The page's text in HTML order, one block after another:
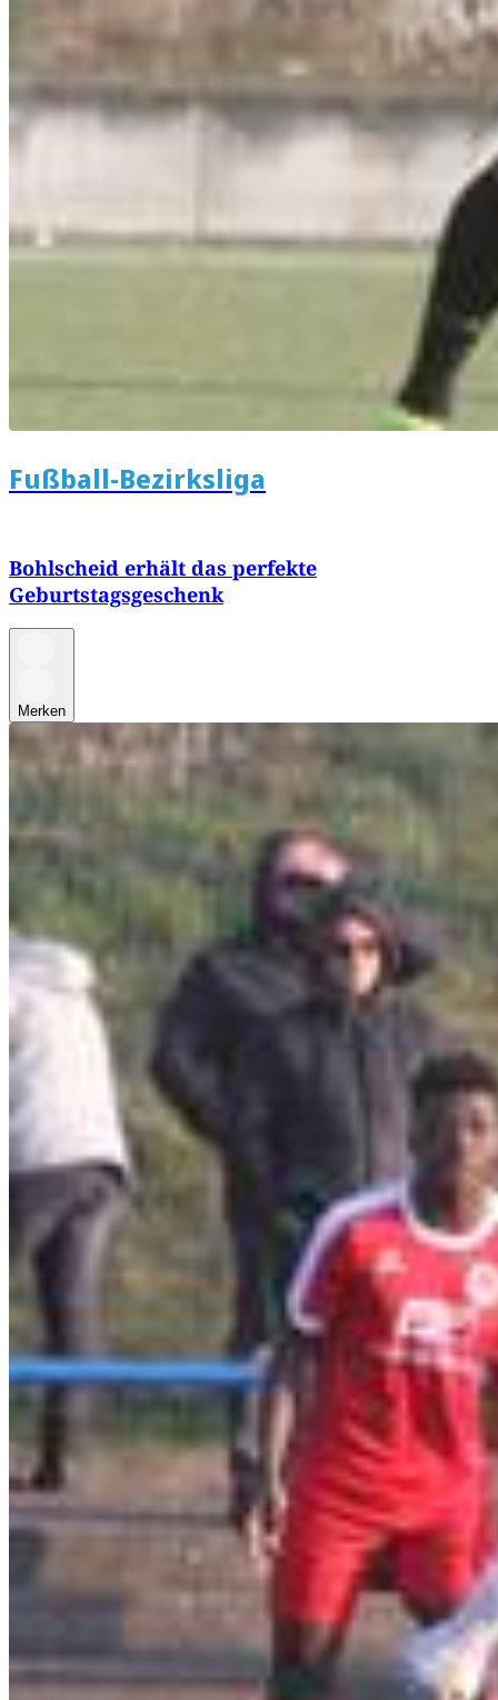
Fußball-Bezirksliga
Bohlscheid erhält das perfekte
Geburtstagsgeschenk
Merken